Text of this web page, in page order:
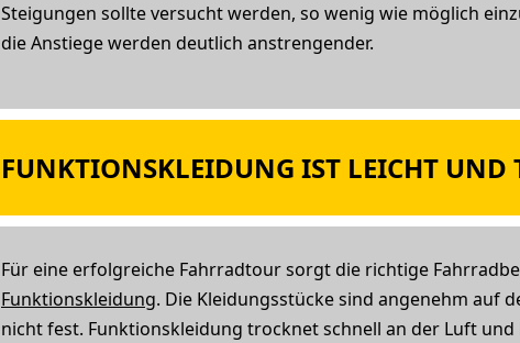
Steigungen sollte versucht werden, so wenig wie möglich
die Anstiege werden deutlich anstrengender.
FUNKTIONSKLEIDUNG IST LEICHT UND
Für eine erfolgreiche Fahrradtour sorgt die richtige
Funktionskleidung. Die Kleidungsstücke sind angenehm auf
nicht fest. Funktionskleidung trocknet schnell an der Luft